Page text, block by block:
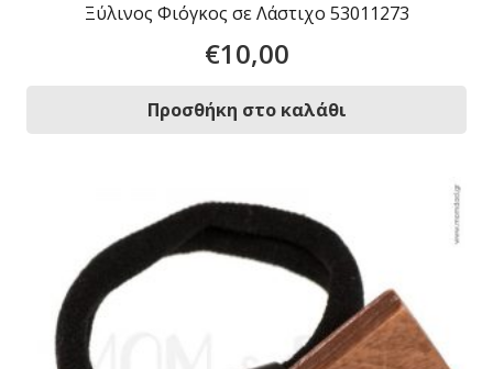
Ξύλινος Φιόγκος σε Λάστιχο 53011273
€10,00
Προσθήκη στο καλάθι